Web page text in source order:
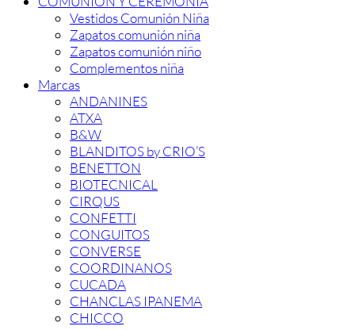
Vestidos Comunión Niña
Zapatos comunión niña
Zapatos comunión niño
Complementos niña
Marcas
ANDANINES
ATXA
B&W
BLANDITOS by CRIO’S
BENETTON
BIOTECNICAL
CIRQUS
CONFETTI
CONGUITOS
CONVERSE
COORDINANOS
CUCADA
CHANCLAS IPANEMA
CHICCO